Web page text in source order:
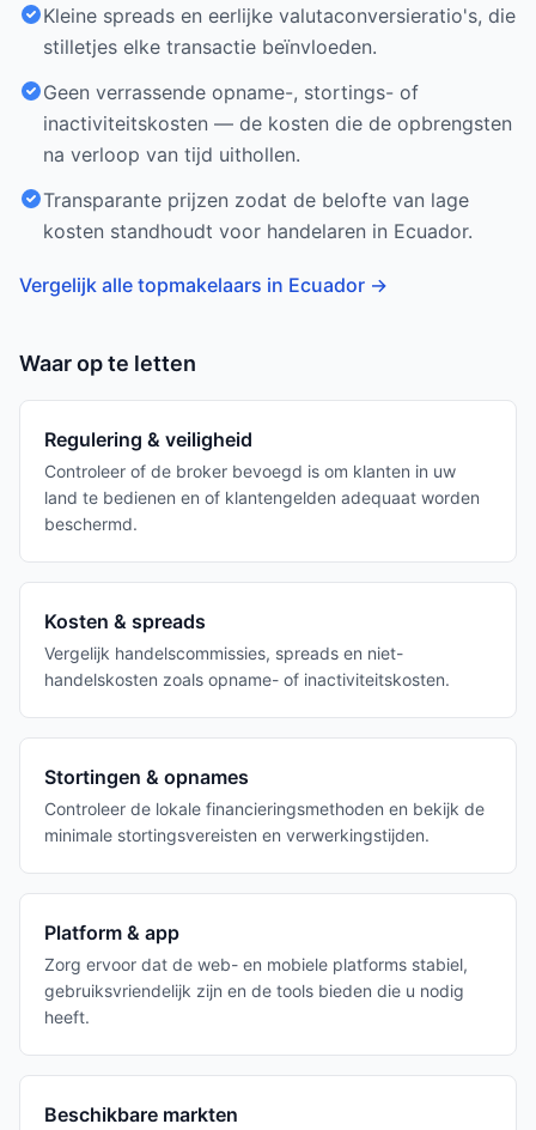
Kleine spreads en eerlijke valutaconversieratio's, die
stilletjes elke transactie beïnvloeden.
Geen verrassende opname-, stortings- of
inactiviteitskosten — de kosten die de opbrengsten
na verloop van tijd uithollen.
Transparante prijzen zodat de belofte van lage
kosten standhoudt voor handelaren in Ecuador.
Vergelijk alle topmakelaars in Ecuador →
Waar op te letten
Regulering & veiligheid
Controleer of de broker bevoegd is om klanten in uw
land te bedienen en of klantengelden adequaat worden
beschermd.
Kosten & spreads
Vergelijk handelscommissies, spreads en niet-
handelskosten zoals opname- of inactiviteitskosten.
Stortingen & opnames
Controleer de lokale financieringsmethoden en bekijk de
minimale stortingsvereisten en verwerkingstijden.
Platform & app
Zorg ervoor dat de web- en mobiele platforms stabiel,
gebruiksvriendelijk zijn en de tools bieden die u nodig
heeft.
Beschikbare markten